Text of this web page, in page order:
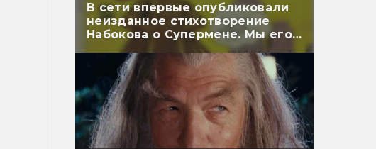
В сети впервые опубликовали
неизданное стихотворение
Набокова о Супермене. Мы его
перевели